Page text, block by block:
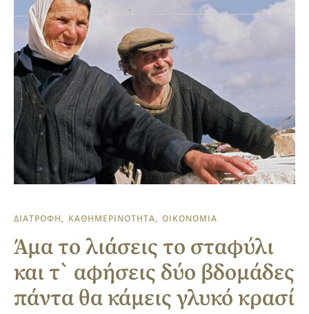
ΔΙΑΤΡΟΦΗ ΚΑΘΗΜΕΡΙΝΟΤΗΤΑ ΟΙΚΟΝΟΜΙΑ
Άμα το λιάσεις το σταφύλι
και τ` αφήσεις δύο βδομάδες
πάντα θα κάμεις γλυκό κρασί